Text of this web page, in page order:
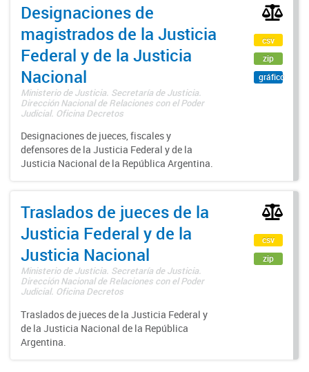
Designaciones de
magistrados de la Justicia
Federal y de la Justicia
Nacional
Ministerio de Justicia. Secretaría de Justicia.
Dirección Nacional de Relaciones con el Poder
Judicial. Oficina Decretos
Designaciones de jueces, fiscales y
defensores de la Justicia Federal y de la
Justicia Nacional de la República Argentina.
csv
zip
gráfico
Traslados de jueces de la
Justicia Federal y de la
Justicia Nacional
Ministerio de Justicia. Secretaría de Justicia.
Dirección Nacional de Relaciones con el Poder
Judicial. Oficina Decretos
Traslados de jueces de la Justicia Federal y
de la Justicia Nacional de la República
Argentina.
csv
zip